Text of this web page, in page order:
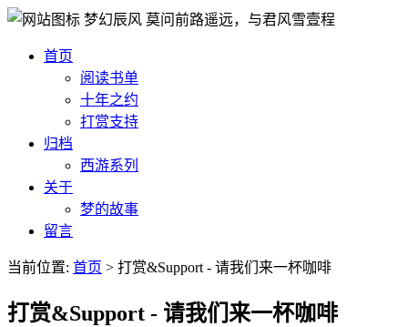
梦幻辰风 莫问前路遥远，与君风雪壹程
首页
阅读书单
十年之约
打赏支持
归档
西游系列
关于
梦的故事
留言
当前位置: 首页 > 打赏&Support - 请我们来一杯咖啡
打赏&Support - 请我们来一杯咖啡